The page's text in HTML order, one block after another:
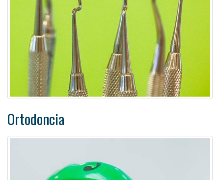
Ortodoncia